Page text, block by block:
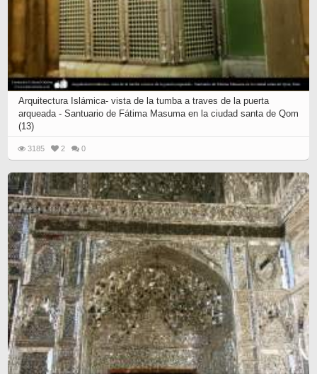
Arquitectura Islámica- vista de la tumba a traves de la puerta
arqueada - Santuario de Fátima Masuma en la ciudad santa de Qom
(13)
3185 2 0